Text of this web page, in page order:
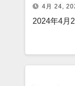
4月 24,
2024年4月